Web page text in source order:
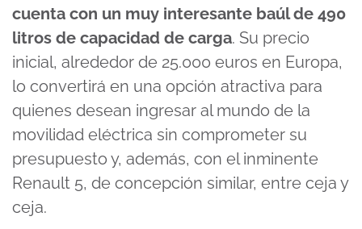
cuenta con un muy interesante baúl de 490
litros de capacidad de carga. Su precio
inicial, alrededor de 25.000 euros en Europa,
lo convertirá en una opción atractiva para
quienes desean ingresar al mundo de la
movilidad eléctrica sin comprometer su
presupuesto y, además, con el inminente
Renault 5, de concepción similar, entre ceja y
ceja.